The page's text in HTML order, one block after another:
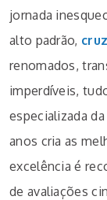
jornada
alto padrão,
renomados,
imperdíveis,
especializada
anos cria as
excelência é
de avaliações